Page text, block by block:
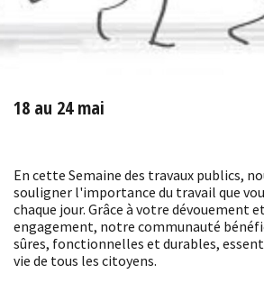
18 au 24 mai
En cette Semaine des travaux publics,
souligner l'importance du travail que
chaque jour. Grâce à votre dévouement
engagement, notre communauté
sûres, fonctionnelles et durables,
vie de tous les citoyens.